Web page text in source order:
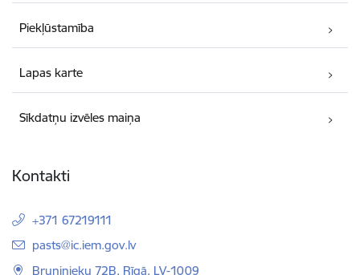
Piekļūstamība
Lapas karte
Sīkdatņu izvēles maiņa
Kontakti
+371 67219111
E-pasts:
pasts@ic.iem.gov.lv
Bruņinieku 72B, Rīgā, LV-1009